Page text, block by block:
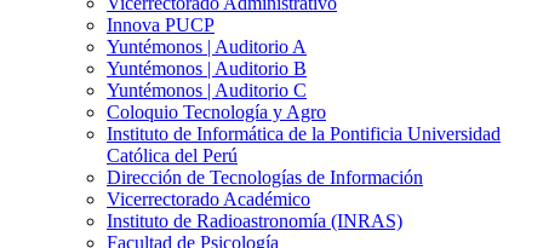
Innova PUCP
Yuntémonos | Auditorio A
Yuntémonos | Auditorio B
Yuntémonos | Auditorio C
Coloquio Tecnología y Agro
Instituto de Informática de la Pontificia Universidad
Católica del Perú
Dirección de Tecnologías de Información
Vicerrectorado Académico
Instituto de Radioastronomía (INRAS)
Facultad de Psicología